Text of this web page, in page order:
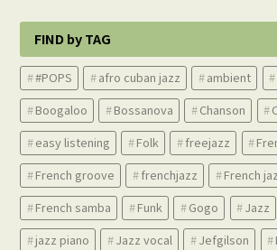
FIND by TAG
#POPS afro cuban jazz ambient
Boogaloo
Bossanova Chanson
easy listening
Folk freejazz
French groove
frenchjazz
French
French samba
Funk Gogo Jazz
jazz piano
Jazz vocal Jefgilson